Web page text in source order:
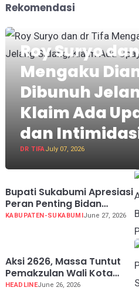
Rekomendasi
Roy Suryo
Mengaku
Dibunuh
Klaim Ada
dan
DR TIFAJuly 07, 2026
Bupati Sukabumi Apresiasi
Peran Penting Bidan
dalam Memperkuat
KABUPATEN-SUKABUMI June 27, 2026
Aksi 2626, Massa Tuntut
Pemakzulan Wali Kota
Sukabumi dan Desak
HEADLINEJune 26, 2026